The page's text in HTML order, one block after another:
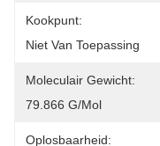
Kookpunt:
Niet Van Toepassing
Moleculair Gewicht:
79.866 G/mol
Oplosbaarheid: